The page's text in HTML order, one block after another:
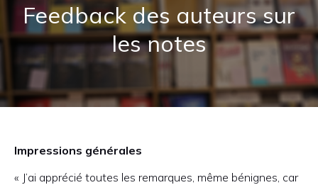
Feedback des auteurs sur
les notes
Impressions générales
« J’ai apprécié toutes les remarques, même bénignes, car